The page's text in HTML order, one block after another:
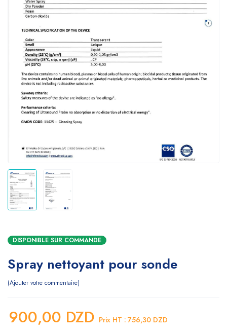
DISPONIBLE SUR COMMANDE
Spray nettoyant pour sonde
Ajouter votre commentaire
900,00 DZD Prix HT : 756,30 DZD